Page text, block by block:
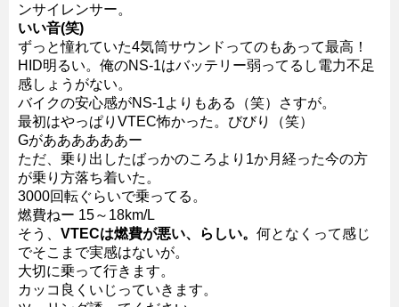
ンサイレンサー。
いい音(笑)
ずっと憧れていた4気筒サウンドってのもあって最高！
HID明るい。俺のNS-1はバッテリー弱ってるし電力不足
感しょうがない。
バイクの安心感がNS-1よりもある（笑）さすが。
最初はやっぱりVTEC怖かった。びびり（笑）
Gがああああああー
ただ、乗り出したばっかのころより1か月経った今の方
が乗り方落ち着いた。
3000回転ぐらいで乗ってる。
燃費ねー 15～18km/L
そう、 VTECは燃費が悪い、らしい。 何となくって感じ
でそこまで実感はないが。
大切に乗って行きます。
カッコ良くいじっていきます。